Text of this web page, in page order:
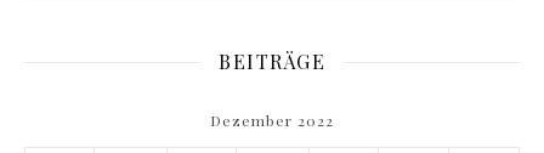
BEITRÄGE
Dezember 2022